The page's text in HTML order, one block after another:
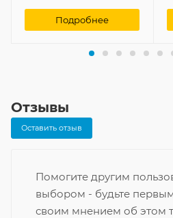
Подробнее
Отзывы
Оставить отзыв
Помогите другим
выбором - будьте
своим мнением об этом